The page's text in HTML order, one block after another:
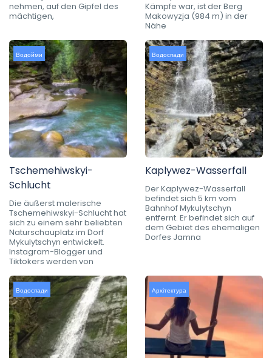
nehmen, auf den Gipfel des
mächtigen,
Kämpfe war, ist der Berg
Makowyzja (984 m) in der
Nähe
Водойми
Tschemehiwskyi-
Schlucht
Die äußerst malerische
Tschemehiwskyi-Schlucht hat
sich zu einem sehr beliebten
Naturschauplatz im Dorf
Mykulytschyn entwickelt.
Instagram-Blogger und
Tiktokers werden von
Водоспади
Kaplywez-Wasserfall
Der Kaplywez-Wasserfall
befindet sich 5 km vom
Bahnhof Mykulytschyn
entfernt. Er befindet sich auf
dem Gebiet des ehemaligen
Dorfes Jamna
Водоспади Архітектура